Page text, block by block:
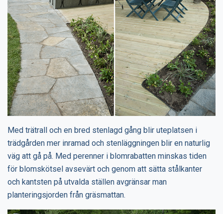
Med trätrall och en bred stenlagd gång blir uteplatsen i
trädgården mer inramad och stenläggningen blir en naturlig
väg att gå på. Med perenner i blomrabatten minskas tiden
för blomskötsel avsevärt och genom att sätta stålkanter
och kantsten på utvalda ställen avgränsar man
planteringsjorden från gräsmattan.